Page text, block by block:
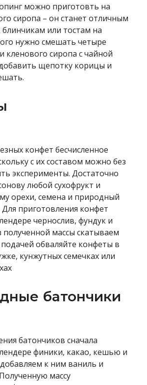
можно приготовть на
сиропа – он станет отличным
или тостам на
нужно смешать четыре
кленового сиропа с чайной
щепотку корицы и
конфет бесчисленное
с их составом можно без
эксперименты. Достаточно
любой сухофрукт и
орехи, семена и природный
Для приготовления конфет
чернослив, фундук и
массы скатываем
обваляйте конфеты в
кунжутных семечках или
батончики
батончиков сначала
финики, какао, кешью и
к ним ваниль и
массу